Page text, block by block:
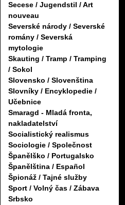
Secese / Jugendstil / Art
nouveau
Severské národy / Severské
romány / Severská
mytologie
Skauting / Tramp / Tramping
/ Sokol
Slovensko / Slovenština
Slovníky / Encyklopedie /
Učebnice
Smaragd - Mladá fronta,
nakladatelství
Socialistický realismus
Sociologie / Společnost
Španělško / Portugalsko
Španělština / Español
Špionáž / Tajné služby
Sport / Volný čas / Zábava
Srbsko